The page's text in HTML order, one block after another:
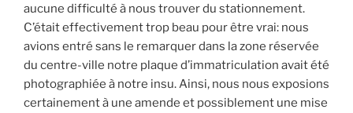
aucune difficulté à nous trouver du stationnement.
C’était effectivement trop beau pour être vrai: nous
avions entré sans le remarquer dans la zone réservée
du centre-ville notre plaque d’immatriculation avait été
photographiée à notre insu. Ainsi, nous nous exposions
certainement à une amende et possiblement une mise